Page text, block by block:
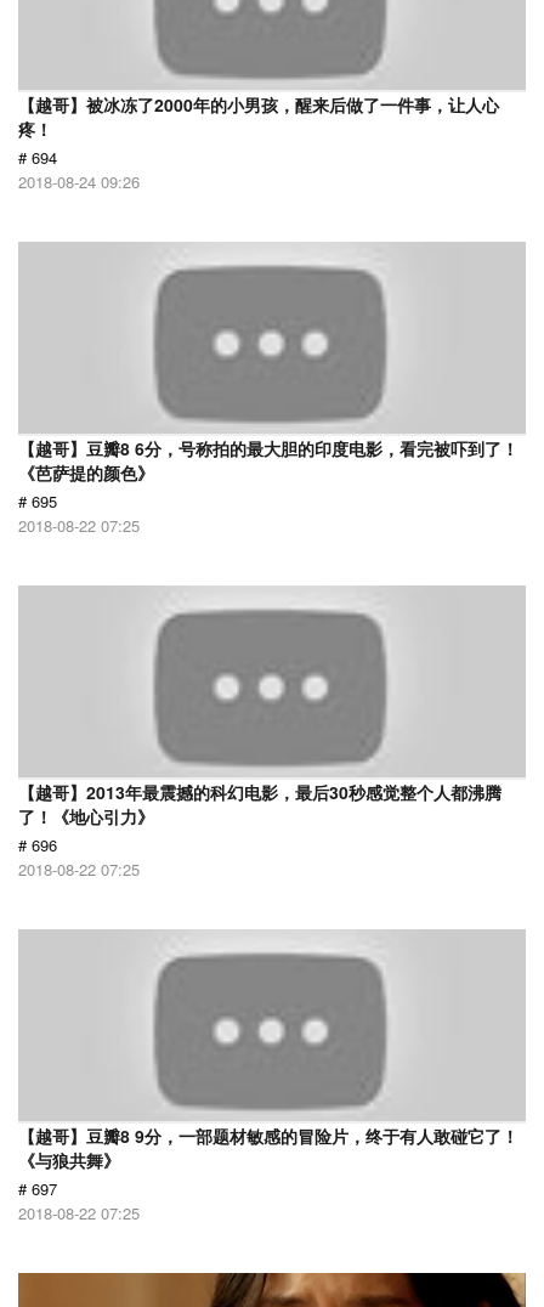
【越哥】被冰冻了2000年的小男孩，醒来后做了一件事，让人心
疼！
# 694
2018-08-24 09:26
【越哥】豆瓣8 6分，号称拍的最大胆的印度电影，看完被吓到了！
《芭萨提的颜色》
# 695
2018-08-22 07:25
【越哥】2013年最震撼的科幻电影，最后30秒感觉整个人都沸腾
了！《地心引力》
# 696
2018-08-22 07:25
【越哥】豆瓣8 9分，一部题材敏感的冒险片，终于有人敢碰它了！
《与狼共舞》
# 697
2018-08-22 07:25